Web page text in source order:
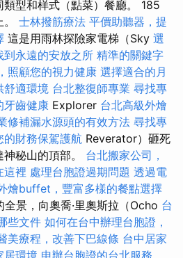
型和样式（點菜）餐廳。 185
士林撥筋療法 平價助聽器，提
這是用雨林探險家電梯（Sky 選
永遠的安放之所 精準的關鍵字
照顧您的視力健康 選擇適合的月
舒適環境 台北整復師專業 尋找專
牙齒健康 Explorer 台北高級外燴
修補漏水源頭的有效方法 尋找專
的財務保駕護航 Reverator）砸死
秘山的頂部。 台北搬家公司，
這裡 處理台胞證過期問題 透過電
燴buffet，豐富多樣的餐點選擇
景，向奧喬·里奧斯拉（Ocho 台
些文件 如何在台中辦理台胞證，
美療程，改善下巴線條 台中居家
居環境 申辦台胞證的台北服務